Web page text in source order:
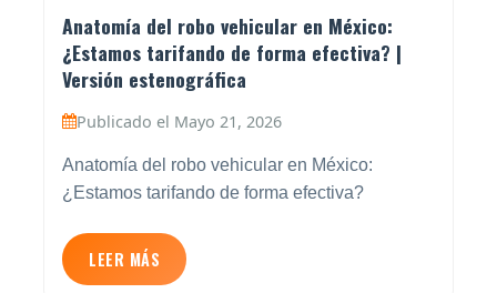
Anatomía del robo vehicular en México:
¿Estamos tarifando de forma efectiva? |
Versión estenográfica
Publicado el Mayo 21, 2026
Anatomía del robo vehicular en México:
¿Estamos tarifando de forma efectiva?
LEER MÁS